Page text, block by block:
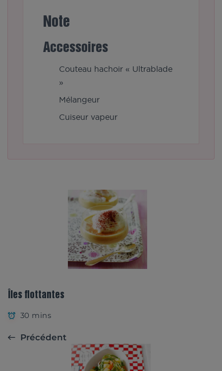
Note
Accessoires
Couteau hachoir « Ultrablade
»
Mélangeur
Cuiseur vapeur
Îles flottantes
30 mins
Précédent